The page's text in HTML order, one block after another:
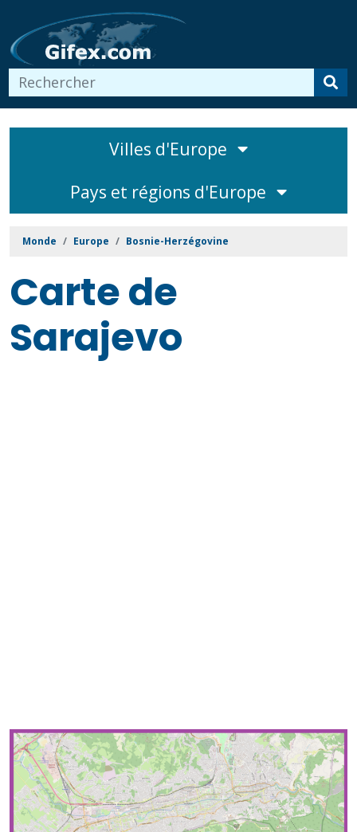
Villes d'Europe
Pays et régions d'Europe
Monde Europe Bosnie-Herzégovine
Carte de
Sarajevo